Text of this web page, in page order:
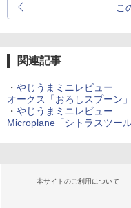
こ
関連記事
・ やじうまミニレビュー
オークス「おろしスプーン
・ やじうまミニレビュー
Microplane「シトラスツー
本サイトのご利用について